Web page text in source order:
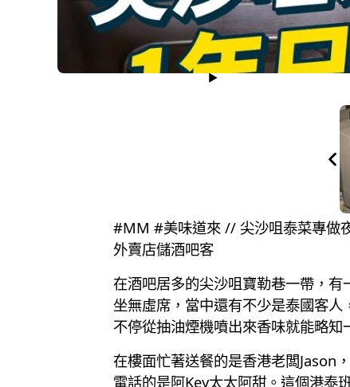
#MM #美味道來 // 尖沙咀泰菜專做
外賣店儲酒吧客
在酒吧居多的尖沙咀寶勒巷一帶，
坐無虛席，當中還有不少是泰國客
不停從抽油煙機噴出來香味就能略
在樓面忙著送餐的是香港老闆Jason
電話的是阿Key太太阿甜。這個港泰